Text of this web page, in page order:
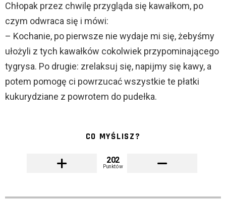
Chłopak przez chwilę przygląda się kawałkom, po
czym odwraca się i mówi:
– Kochanie, po pierwsze nie wydaje mi się, żebyśmy
ułożyli z tych kawałków cokolwiek przypominającego
tygrysa. Po drugie: zrelaksuj się, napijmy się kawy, a
potem pomogę ci powrzucać wszystkie te płatki
kukurydziane z powrotem do pudełka.
CO MYŚLISZ?
202
Punktów